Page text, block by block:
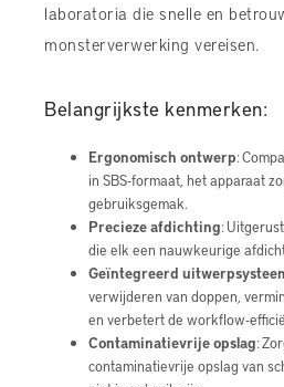
laboratoria die snelle en
monsterverwerking vereisen.
Belangrijkste kenmerken:
Ergonomisch ontwerp:
in SBS-formaat, het apparaat
gebruiksgemak.
Precieze afdichting:
die elk een nauwkeurige
Geïntegreerd
verwijderen van doppen,
en verbetert de workflow-
Contaminatievrije opslag:
contaminatievrije opslag van